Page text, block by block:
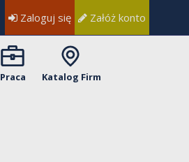
Zaloguj się Załóż konto
Praca Katalog Firm